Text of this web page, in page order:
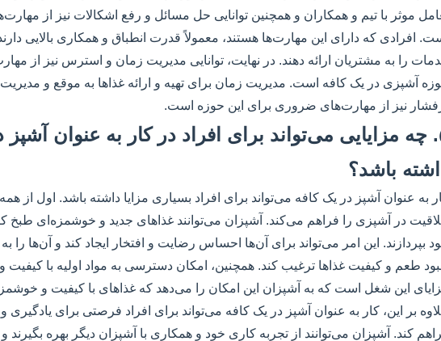
موثر با تیم و همکاران و همچنین توانایی حل مسائل و رفع اشکالات نیز از
افرادی که دارای این مهارت‌ها هستند، معمولاً قدرت انطباق و همکاری بالایی
را به مشتریان ارائه دهند. در نهایت، توانایی مدیریت زمان و استرس نیز از
آشپزی در یک کافه است. مدیریت زمان برای تهیه و ارائه غذاها به موقع و
نیز از مهارت‌های ضروری برای این حوزه است.
۵. چه مزایایی می‌تواند برای افراد در کار به عنوان
باشد؟
به عنوان آشپز در یک کافه می‌تواند برای افراد بسیاری مزایا داشته باشد. اول از
در آشپزی را فراهم می‌کند. آشپزان می‌توانند غذاهای جدید و خوشمزه‌ای طبخ
بپردازند. این امر می‌تواند برای آن‌ها احساس رضایت و افتخار ایجاد کند و آن‌ها را
طعم و کیفیت غذاها ترغیب کند. همچنین، امکان دسترسی به مواد اولیه با کیفیت و
این شغل است که به آشپزان این امکان را می‌دهد که غذاهای با کیفیت و
بر این، کار به عنوان آشپز در یک کافه می‌تواند برای افراد فرصتی برای
کند. آشپزان می‌توانند از تجربه کاری خود و همکاری با آشپزان دیگر بهره بگیرند